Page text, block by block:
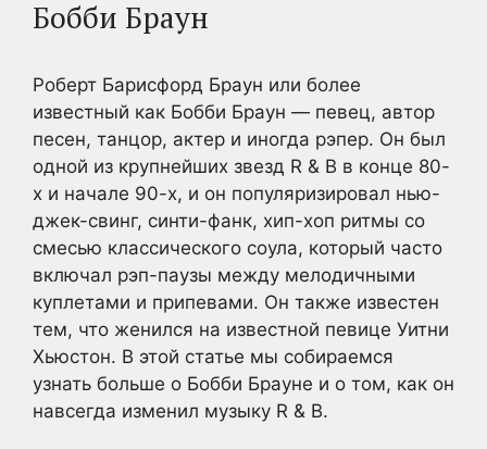
Бобби Браун
Роберт Барисфорд Браун или более
известный как Бобби Браун — певец, автор
песен, танцор, актер и иногда рэпер. Он был
одной из крупнейших звезд R & B в конце 80-
х и начале 90-х, и он популяризировал нью-
джек-свинг, синти-фанк, хип-хоп ритмы со
смесью классического соула, который часто
включал рэп-паузы между мелодичными
куплетами и припевами. Он также известен
тем, что женился на известной певице Уитни
Хьюстон. В этой статье мы собираемся
узнать больше о Бобби Брауне и о том, как он
навсегда изменил музыку R & B.